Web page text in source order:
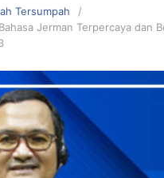
Tersumpah
Jerman Terpercaya dan